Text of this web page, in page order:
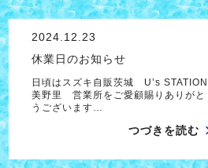
2024.12.23
休業日のお知らせ
日頃はスズキ自販茨城 U’s STATION
美野里 営業所をご愛顧賜りありがと
うございます…
つづきを読む